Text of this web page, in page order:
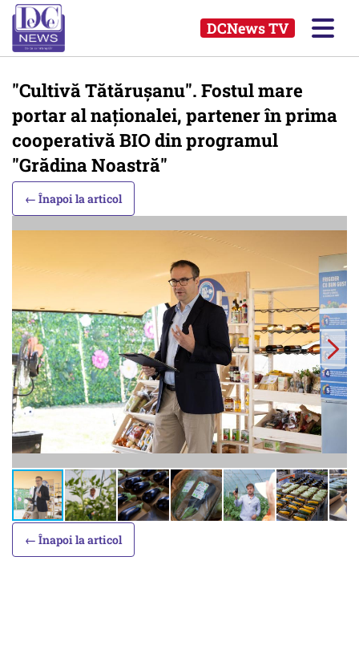
DCNews TV
"Cultivă Tătăruşanu". Fostul mare
portar al naţionalei, partener în prima
cooperativă BIO din programul
"Grădina Noastră"
← Înapoi la articol
← Înapoi la articol